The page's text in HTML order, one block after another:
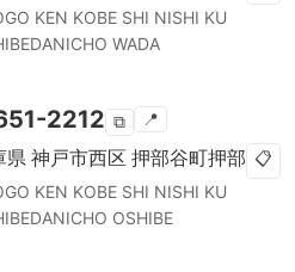
KEN KOBE SHI NISHI KU
WADA
2212 ⧉ 📍
県 神戸市西区 押部谷町押部 📋
KEN KOBE SHI NISHI KU
OSHIBE